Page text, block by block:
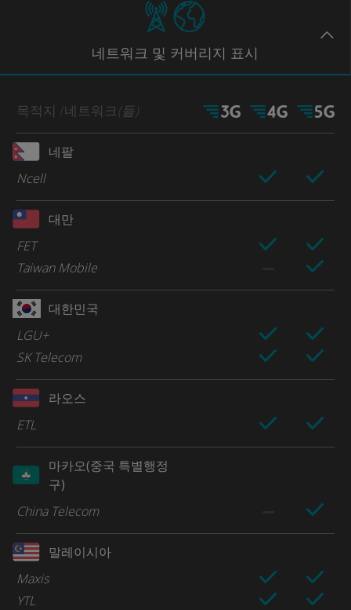
네트워크 및 커버리지 표시
목적지 /네트워크(들)
네팔
Ncell
대만
FET
Taiwan Mobile
대한민국
LGU+
SK Telecom
라오스
ETL
마카오(중국 특별행정
구)
China Telecom
말레이시아
Maxis
YTL